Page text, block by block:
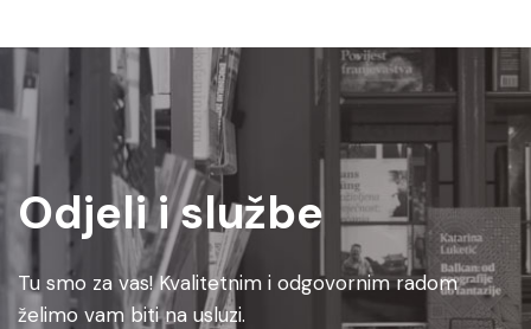
Odjeli i službe
Tu smo za vas! Kvalitetnim i odgovornim radom
želimo vam biti na usluzi.